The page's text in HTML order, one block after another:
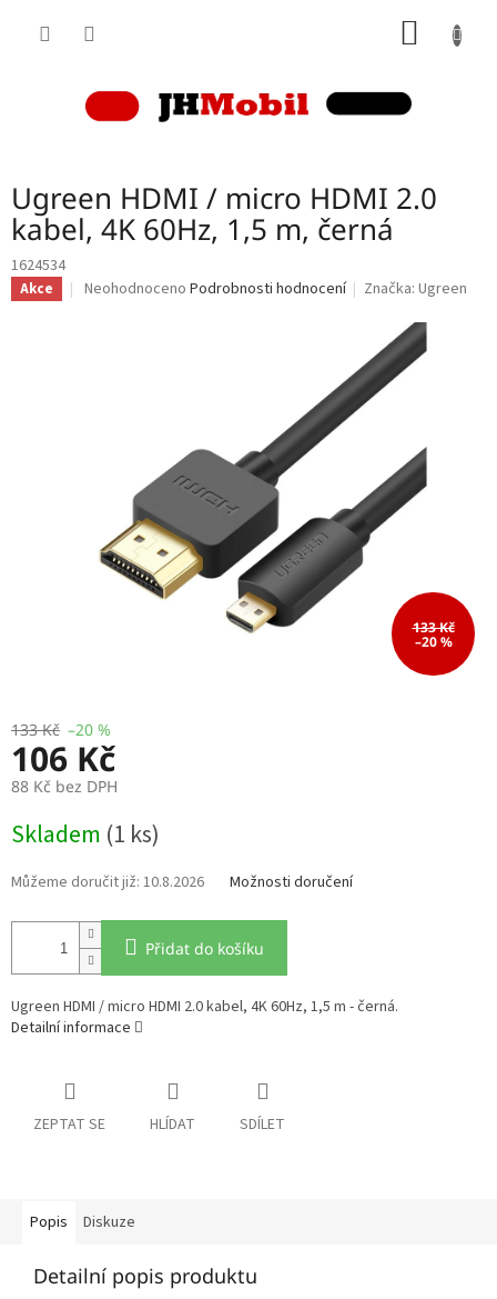
Ugreen HDMI / micro HDMI 2.0
kabel, 4K 60Hz, 1,5 m, černá
1624534
Akce
Průměrné
Neohodnoceno Podrobnosti hodnocení Značka:Ugreen
133 Kč
–20 %
133 Kč –20 %
106 Kč
88 Kč bez DPH
cena:
Skladem (1 ks)
10.8.2026 Možnosti doručení
Přidat do košíku
Ugreen HDMI / micro HDMI 2.0 kabel, 4K 60Hz, 1,5 m - černá.
Detailní informace
ZEPTAT SE HLÍDAT SDÍLET
Popis Diskuze
Detailní popis produktu